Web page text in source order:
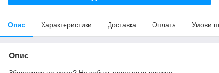
Опис Характеристики Доставка Оплата Умови
Опис